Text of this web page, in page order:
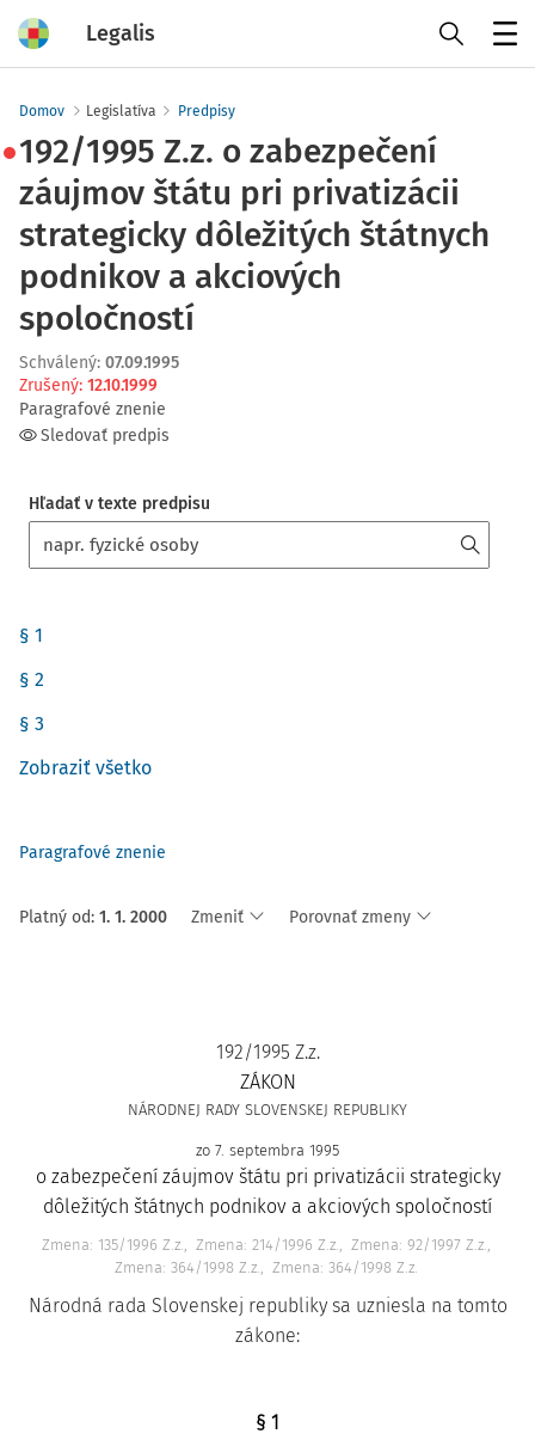
Legalis
Domov Legislatíva Predpisy
192/1995 Z.z. o zabezpečení
záujmov štátu pri privatizácii
strategicky dôležitých štátnych
podnikov a akciových
spoločností
Schválený: 07.09.1995
Zrušený: 12.10.1999
Paragrafové znenie
Sledovať predpis
Hľadať v texte predpisu
§ 1
§ 2
§ 3
Zobraziť všetko
Paragrafové znenie
Platný od: 1. 1. 2000 Zmeniť Porovnať zmeny
192/1995 Z.z.
ZÁKON
NÁRODNEJ RADY SLOVENSKEJ REPUBLIKY
zo 7. septembra 1995
o zabezpečení záujmov štátu pri privatizácii strategicky
dôležitých štátnych podnikov a akciových spoločností
Zmena: 135/1996 Z.z. Zmena: 214/1996 Z.z.
Zmena: 92/1997 Z.z.
Zmena: 364/1998 Z.z.
Zmena: 364/1998 Z.z.
Národná rada Slovenskej republiky sa uzniesla na tomto
zákone:
§ 1